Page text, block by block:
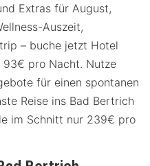
Extras für August,
Auszeit,
– buche jetzt Hotel
pro Nacht. Nutze
für einen spontanen
Reise ins Bad Bertrich
im Schnitt nur 239€ pro